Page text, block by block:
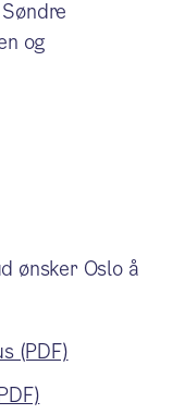
og
ønsker Oslo å
(PDF)